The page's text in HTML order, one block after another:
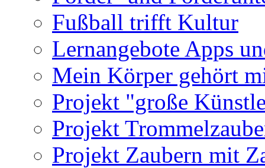
Fußball trifft Kultur
Lernangebote Apps
Mein Körper gehört
Projekt "große
Projekt
Projekt Zaubern mit